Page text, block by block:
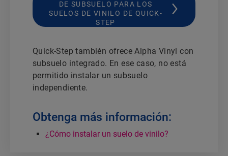
DE SUBSUELO PARA LOS
SUELOS DE VINILO DE QUICK-
STEP
Quick-Step también ofrece Alpha Vinyl con
subsuelo integrado. En ese caso, no está
permitido instalar un subsuelo
independiente.
Obtenga más información:
¿Cómo instalar un suelo de vinilo?